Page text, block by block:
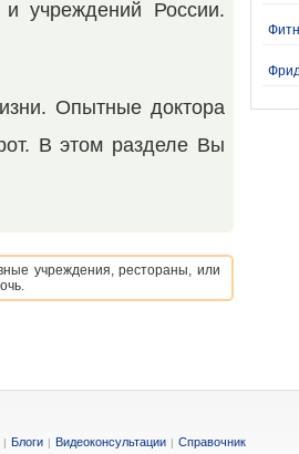
учреждений России.
Опытные доктора
В этом разделе Вы
учреждения, рестораны, или
| Блоги | Видеоконсультации | Справочник